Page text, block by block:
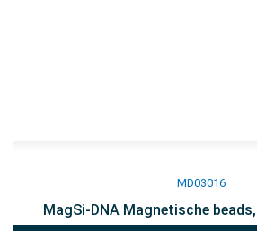
MD03016
MagSi-DNA Magnetische